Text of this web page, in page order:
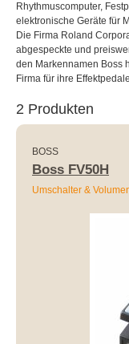
Rhythmuscomputer,
elektronische Geräte für
Die Firma Roland
abgespeckte und
den Markennamen Boss
Firma für ihre
2 Produkten
BOSS
Boss FV50H
Umschalter &